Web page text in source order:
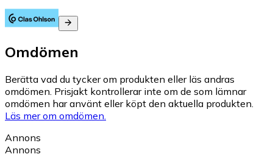
Omdömen
Berätta vad du tycker om produkten eller läs andras
omdömen. Prisjakt kontrollerar inte om de som lämnar
omdömen har använt eller köpt den aktuella produkten.
Läs mer om omdömen.
Annons
Annons